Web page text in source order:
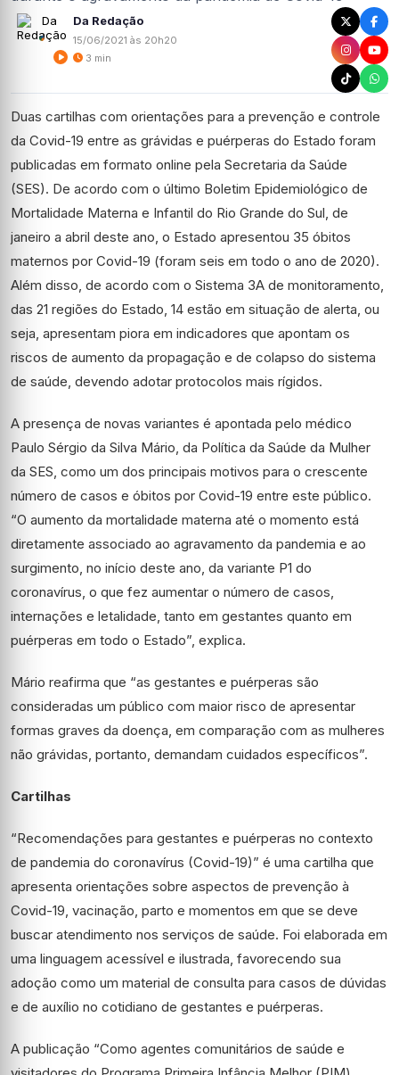
Da Redação
15/06/2021 às 20h20
3 min
Duas cartilhas com orientações para a prevenção e controle
da Covid-19 entre as grávidas e puérperas do Estado foram
publicadas em formato online pela Secretaria da Saúde
(SES). De acordo com o último Boletim Epidemiológico de
Mortalidade Materna e Infantil do Rio Grande do Sul, de
janeiro a abril deste ano, o Estado apresentou 35 óbitos
maternos por Covid-19 (foram seis em todo o ano de 2020).
Além disso, de acordo com o Sistema 3A de monitoramento,
das 21 regiões do Estado, 14 estão em situação de alerta, ou
seja, apresentam piora em indicadores que apontam os
riscos de aumento da propagação e de colapso do sistema
de saúde, devendo adotar protocolos mais rígidos.
A presença de novas variantes é apontada pelo médico
Paulo Sérgio da Silva Mário, da Política da Saúde da Mulher
da SES, como um dos principais motivos para o crescente
número de casos e óbitos por Covid-19 entre este público.
“O aumento da mortalidade materna até o momento está
diretamente associado ao agravamento da pandemia e ao
surgimento, no início deste ano, da variante P1 do
coronavírus, o que fez aumentar o número de casos,
internações e letalidade, tanto em gestantes quanto em
puérperas em todo o Estado”, explica.
Mário reafirma que “as gestantes e puérperas são
consideradas um público com maior risco de apresentar
formas graves da doença, em comparação com as mulheres
não grávidas, portanto, demandam cuidados específicos”.
Cartilhas
“Recomendações para gestantes e puérperas no contexto
de pandemia do coronavírus (Covid-19)” é uma cartilha que
apresenta orientações sobre aspectos de prevenção à
Covid-19, vacinação, parto e momentos em que se deve
buscar atendimento nos serviços de saúde. Foi elaborada em
uma linguagem acessível e ilustrada, favorecendo sua
adoção como um material de consulta para casos de dúvidas
e de auxílio no cotidiano de gestantes e puérperas.
A publicação “Como agentes comunitários de saúde e